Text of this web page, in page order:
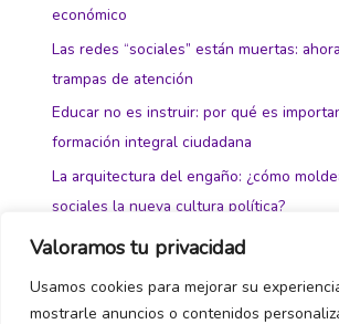
Valoramos tu privacidad
Usamos cookies para mejorar su
mostrarle anuncios o contenidos
económico
Las redes “sociales” están muertas:
trampas de atención
Educar no es instruir: por qué es
formación integral ciudadana
La arquitectura del engaño: ¿cómo
sociales la nueva cultura política?